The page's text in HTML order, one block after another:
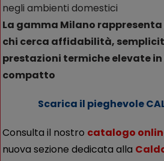
negli ambienti domestici
La gamma Milano
chi cerca affidabilità,
prestazioni termiche elevate
compatto
Scarica il pieghevole
Consulta il nostro catalogo
nuova sezione dedicata alla